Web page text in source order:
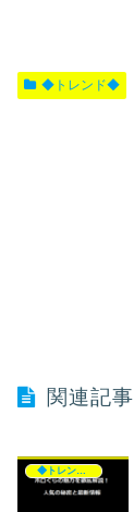
◆トレンド◆
関連記事